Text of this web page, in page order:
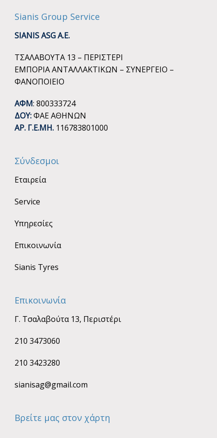
Sianis Group Service
SIANIS ASG A.E.
ΤΣΑΛΑΒΟΥΤΑ 13 – ΠΕΡΙΣΤΕΡΙ
ΕΜΠΟΡΙΑ ΑΝΤΑΛΛΑΚΤΙΚΩΝ – ΣΥΝΕΡΓΕΙΟ –
ΦΑΝΟΠΟΙΕΙΟ
ΑΦΜ: 800333724
ΔΟΥ:ΦΑΕ ΑΘΗΝΩΝ
ΑΡ. Γ.Ε.ΜΗ. 116783801000
Σύνδεσμοι
Εταιρεία
Service
Υπηρεσίες
Επικοινωνία
Sianis Tyres
Επικοινωνία
Γ. Τσαλαβούτα 13, Περιστέρι
210 3473060
210 3423280
sianisag@gmail.com
Βρείτε μας στον χάρτη